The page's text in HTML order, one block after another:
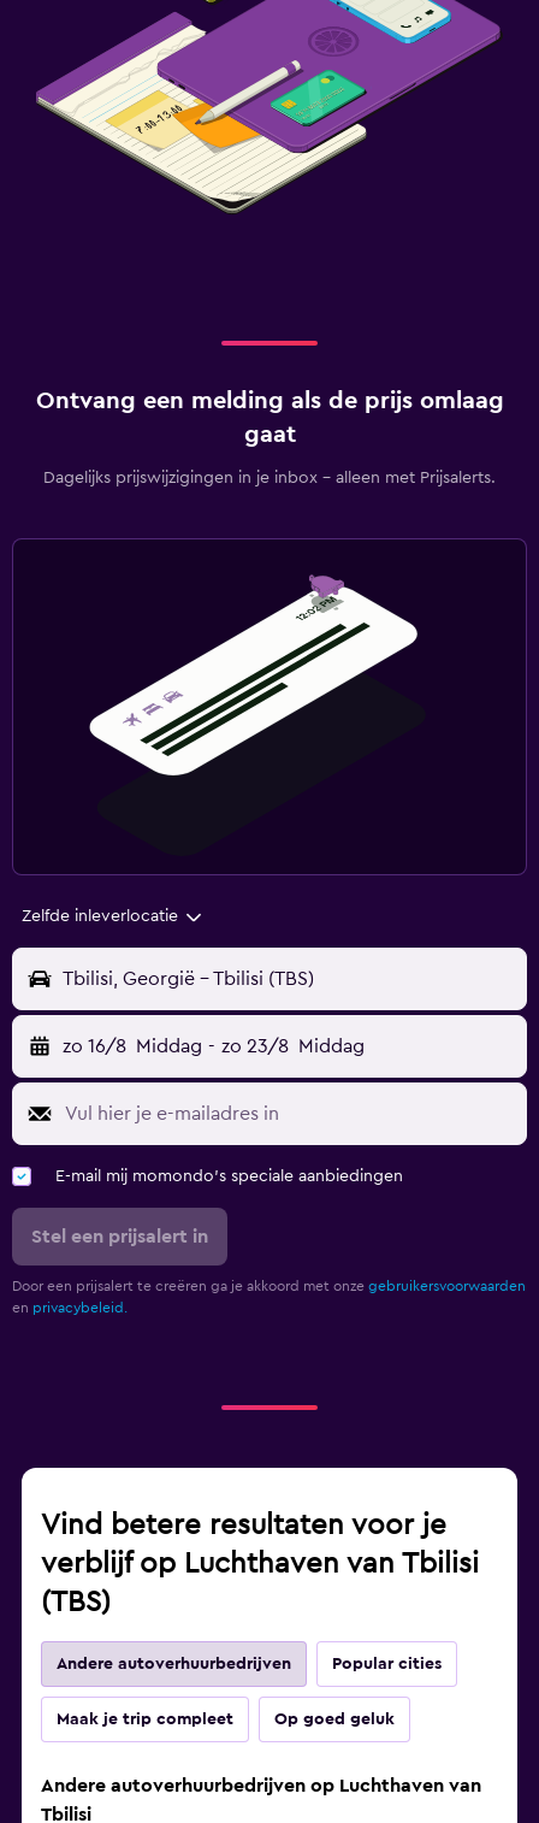
Ontvang een melding als de prijs omlaag
gaat
Dagelijks prijswijzigingen in je inbox - alleen met Prijsalerts.
Zelfde inleverlocatie
Tbilisi, Georgië - Tbilisi (TBS)
zo 16/8 Middag - zo 23/8 Middag
E-mail mij momondo's speciale aanbiedingen
Stel een prijsalert in
Door een prijsalert te creëren ga je akkoord met onze gebruikersvoorwaarden
en privacybeleid.
Vind betere resultaten voor je
verblijf op Luchthaven van Tbilisi
(TBS)
Andere autoverhuurbedrijven Popular cities
Maak je trip compleet Op goed geluk
Andere autoverhuurbedrijven op Luchthaven van
Tbilisi